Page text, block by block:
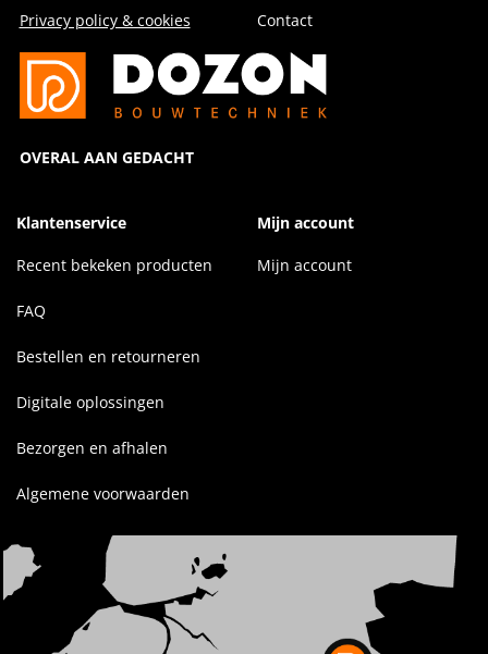
Privacy policy & cookies
OVERAL AAN GEDACHT
Contact
Klantenservice
Recent bekeken producten
FAQ
Bestellen en retourneren
Digitale oplossingen
Bezorgen en afhalen
Algemene voorwaarden
Mijn account
Mijn account